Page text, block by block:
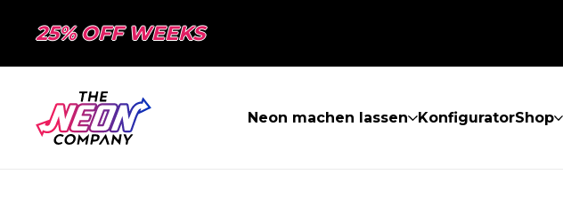
25% OFF WEEKS
Neon machen lassen KonfiguratorShop